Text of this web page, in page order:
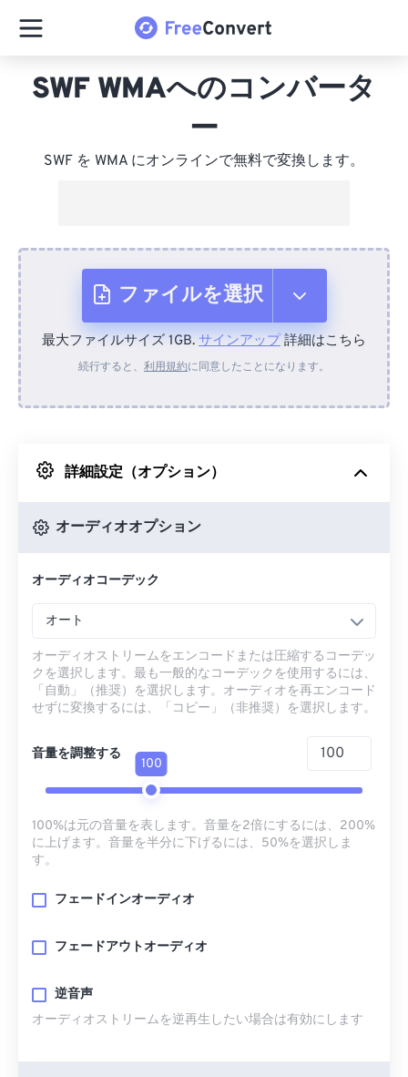
SWF WMAへのコンバータ
ー
SWF を WMA にオンラインで無料で変換します。
ファイルを選択
デバイスから
Googleドライブから
最大ファイルサイズ 1GB. サインアップ詳細はこちら
続行すると、 利用規約に同意したことになります。
詳細設定（オプション）
オーディオオプション
オーディオコーデック
オート
オーディオストリームをエンコードまたは圧縮するコーデッ
クを選択します。最も一般的なコーデックを使用するには、
「自動」（推奨）を選択します。オーディオを再エンコード
せずに変換するには、「コピー」（非推奨）を選択します。
音量を調整する
100
100%は元の音量を表します。音量を2倍にするには、200%
に上げます。音量を半分に下げるには、50%を選択しま
す。
フェードインオーディオ
フェードアウトオーディオ
逆音声
オーディオストリームを逆再生したい場合は有効にします